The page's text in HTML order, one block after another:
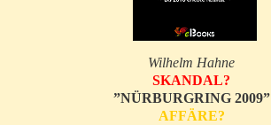
Wilhelm Hahne
SKANDAL?
”NÜRBURGRING 2009”
AFFÄRE?